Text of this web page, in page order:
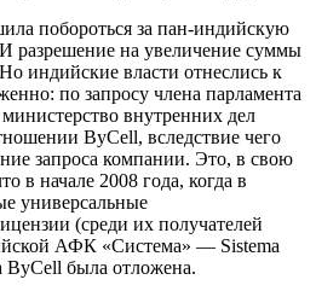
побороться за пан-индийскую
разрешение на увеличение суммы
индийские власти отнеслись к
по запросу члена парламента
внутренних дел
ByCell, вследствие чего
запроса компании. Это, в свою
в начале 2008 года, когда в
универсальные
(среди их получателей
АФК «Система» — Sistema
ByCell была отложена.